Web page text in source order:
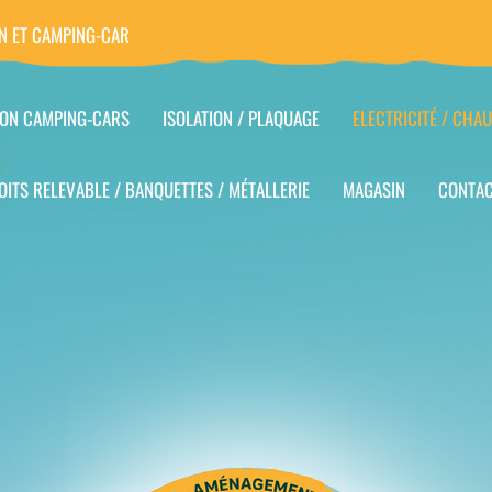
ET CAMPING-CAR
CAMPING-CARS ISOLATION / PLAQUAGE ELECTRICITÉ /
RELEVABLE / BANQUETTES / MÉTALLERIE MAGASIN